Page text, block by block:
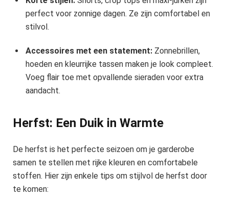
perfect voor zonnige dagen. Ze zijn comfortabel en
stilvol.
Accessoires met een statement: Zonnebrillen,
hoeden en kleurrijke tassen maken je look compleet.
Voeg flair toe met opvallende sieraden voor extra
aandacht.
Herfst: Een Duik in Warmte
De herfst is het perfecte seizoen om je garderobe
samen te stellen met rijke kleuren en comfortabele
stoffen. Hier zijn enkele tips om stijlvol de herfst door
te komen: